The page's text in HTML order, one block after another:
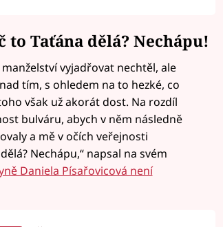
Taťána dělá? Nechápu!
vyjadřovat nechtěl, ale
tím, s ohledem na to hezké, co
však už akorát dost. Na rozdíl
bulváru, abych v něm následně
a mě v očích veřejnosti
Nechápu,“ napsal na svém
Daniela Písařovicová není